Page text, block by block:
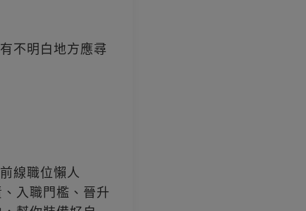
不明白地方應尋
線職位懶人
入職門檻、晉升